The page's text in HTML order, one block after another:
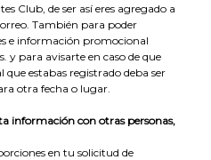
Club, de ser así eres agregado a
También para poder
e información promocional
y para avisarte en caso de que
estabas registrado deba ser
otra fecha o lugar.
información con otras personas,
en tu solicitud de